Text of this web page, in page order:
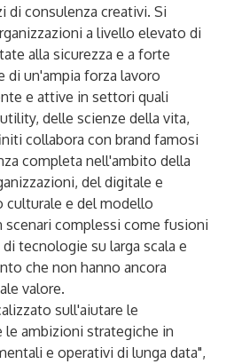
di consulenza creativi. Si
a livello elevato di
alla sicurezza e a forte
di un'ampia forza lavoro
e attive in settori quali
delle scienze della vita,
collabora con brand famosi
completa nell'ambito della
del digitale e
culturale e del modello
complessi come fusioni
tecnologie su larga scala e
che non hanno ancora
valore.
sull'aiutare le
le ambizioni strategiche in
e operativi di lunga data",